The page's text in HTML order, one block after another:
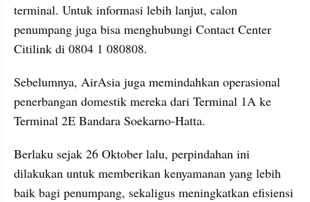
terminal. Untuk informasi lebih lanjut, calon
penumpang juga bisa menghubungi Contact Center
Citilink di 0804 1 080808.
Sebelumnya, AirAsia juga memindahkan operasional
penerbangan domestik mereka dari Terminal 1A ke
Terminal 2E Bandara Soekarno-Hatta.
Berlaku sejak 26 Oktober lalu, perpindahan ini
dilakukan untuk memberikan kenyamanan yang lebih
baik bagi penumpang, sekaligus meningkatkan efisiensi